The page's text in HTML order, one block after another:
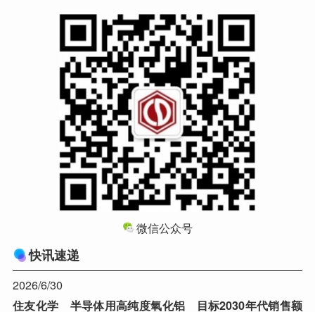
微信公众号
快讯速递
2026/6/30
住友化学 半导体用高纯度氧化铝 目标2030年代销售额